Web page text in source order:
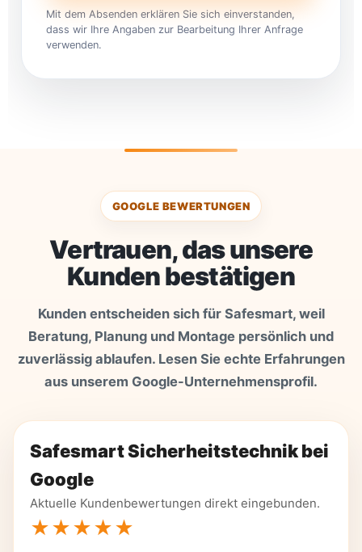
Mit dem Absenden erklären Sie sich einverstanden,
dass wir Ihre Angaben zur Bearbeitung Ihrer Anfrage
verwenden.
GOOGLE BEWERTUNGEN
Vertrauen, das unsere
Kunden bestätigen
Kunden entscheiden sich für Safesmart, weil
Beratung, Planung und Montage persönlich und
zuverlässig ablaufen. Lesen Sie echte Erfahrungen
aus unserem Google-Unternehmensprofil.
Safesmart Sicherheitstechnik bei
Google
Aktuelle Kundenbewertungen direkt eingebunden.
★★★★★